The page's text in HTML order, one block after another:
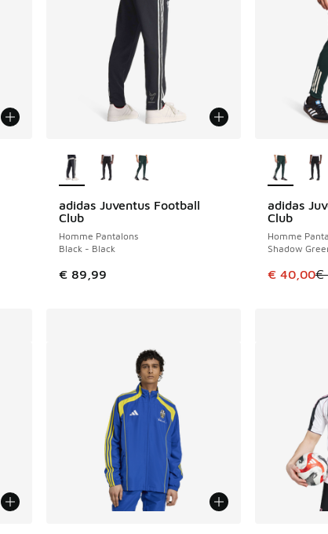
adidas Juventus Football
Club
Homme Pantalons
Black - Black
€ 89,99
adidas
Club
Homme
Shadow
Cet
€ 40,00€